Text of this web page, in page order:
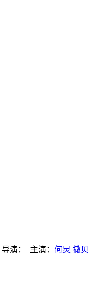
导演： 主演： 何炅 撒贝